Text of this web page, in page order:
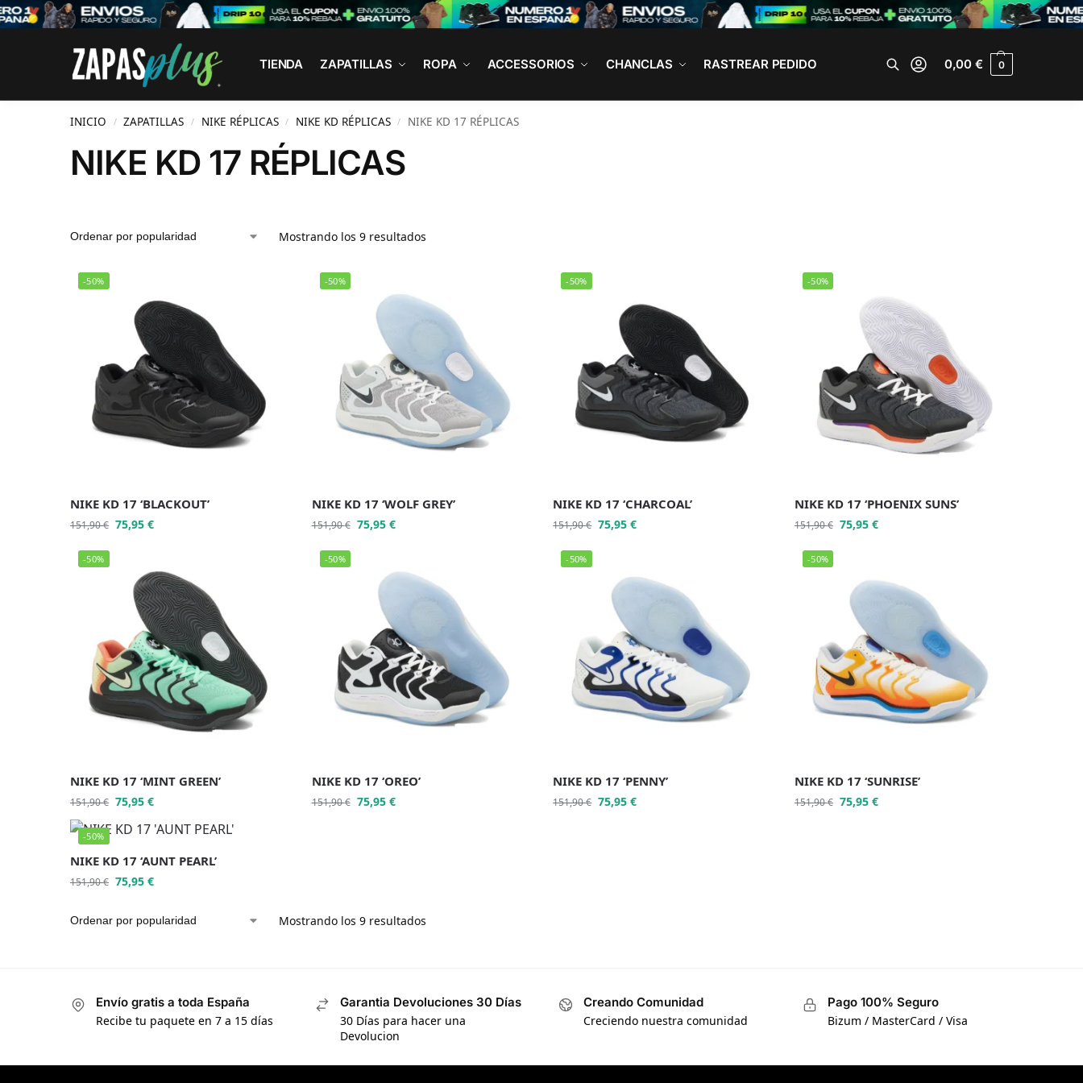
TIENDA ZAPATILLAS ROPA ACCESSORIOS CHANCLAS RASTREAR PEDIDO
Search
0,00€ 0
INICIO / ZAPATILLAS / NIKE RÉPLICAS / NIKE KD RÉPLICAS / NIKE KD 17 RÉPLICAS
NIKE KD 17 RÉPLICAS
Mostrando los 9 resultados
-50%
NIKE KD 17 ‘BLACKOUT’
151,90€ 75,95 €
-50%
NIKE KD 17 ‘WOLF GREY’
151,90€ 75,95 €
-50%
NIKE KD 17 ‘CHARCOAL’
151,90€ 75,95€
-50%
NIKE KD 17 ‘PHOENIX SUNS’
151,90€ 75,95 €
-50%
NIKE KD 17 ‘MINT GREEN’
151,90€ 75,95 €
-50%
NIKE KD 17 ‘OREO’
151,90€ 75,95 €
-50%
NIKE KD 17 ‘PENNY’
151,90€ 75,95€
-50%
NIKE KD 17 ‘SUNRISE’
151,90€ 75,95 €
-50%
NIKE KD 17 ‘AUNT PEARL’
151,90€ 75,95 €
Mostrando los 9 resultados
Envío gratis a toda España
Recibe tu paquete en 7 a 15 días
Garantia Devoluciones 30 Días
30 Días para hacer una
Devolucion
Creando Comunidad
Creciendo nuestra comunidad
Pago 100% Seguro
Bizum / MasterCard / Visa